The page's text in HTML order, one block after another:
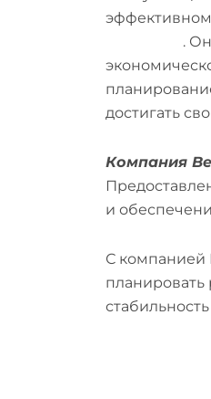
.
достигать
Компания
и
С компанией
планировать